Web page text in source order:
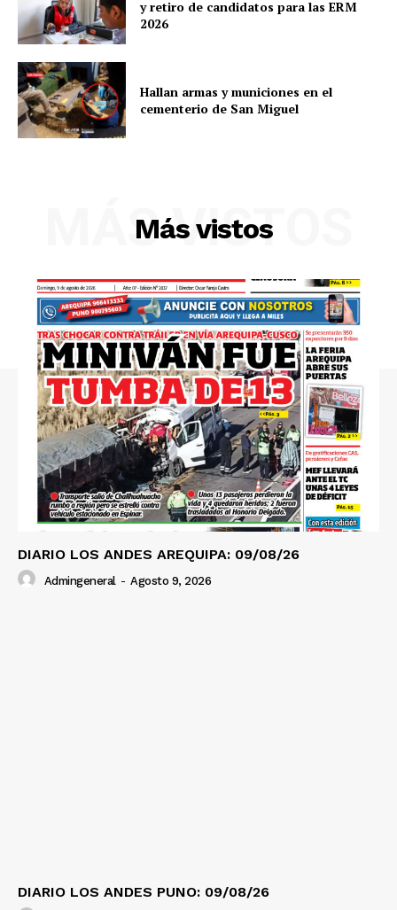
Diario los Andes
Nosotros
Contacto
Prensa
y retiro de candidatos para las ERM
2026
Hallan armas y municiones en el
cementerio de San Miguel
Más vistos
MÁS VISTOS
DIARIO LOS ANDES AREQUIPA: 09/08/26
Admingeneral - Agosto 9, 2026
DIARIO LOS ANDES PUNO: 09/08/26